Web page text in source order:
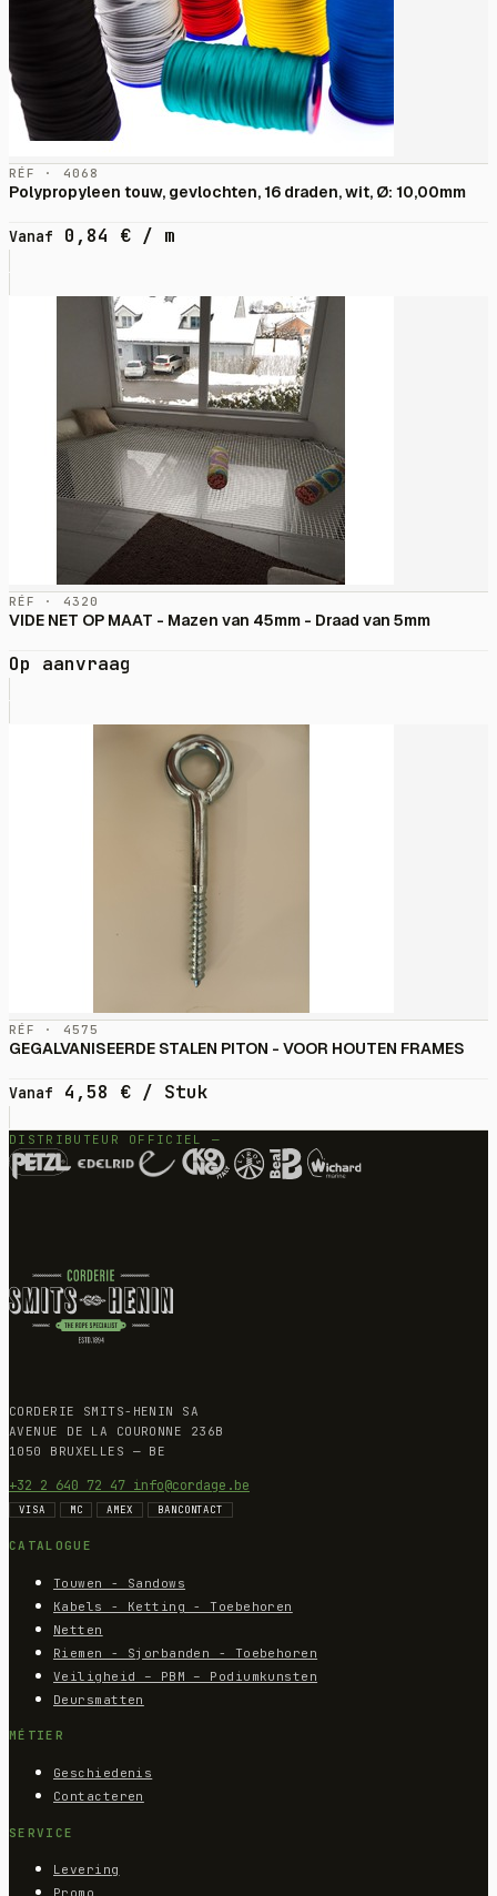
RÉF · 4068
Polypropyleen touw, gevlochten, 16 draden, wit, Ø: 10,00mm
Vanaf 0,84 € / m
RÉF · 4320
VIDE NET OP MAAT - Mazen van 45mm - Draad van 5mm
Op aanvraag
RÉF · 4575
GEGALVANISEERDE STALEN PITON - VOOR HOUTEN FRAMES
Vanaf 4,58 € / Stuk
DISTRIBUTEUR OFFICIEL —
CORDERIE SMITS-HENIN SA
AVENUE DE LA COURONNE 236B
1050 BRUXELLES — BE
+32 2 640 72 47 info@cordage.be
VISA MC AMEX BANCONTACT
CATALOGUE
Touwen - Sandows
Kabels - Ketting - Toebehoren
Netten
Riemen - Sjorbanden - Toebehoren
Veiligheid – PBM – Podiumkunsten
Deursmatten
MÉTIER
Geschiedenis
Contacteren
SERVICE
Levering
Promo